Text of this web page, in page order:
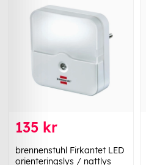
135 kr
brennenstuhl Firkantet LED
orienteringslys / nattlys